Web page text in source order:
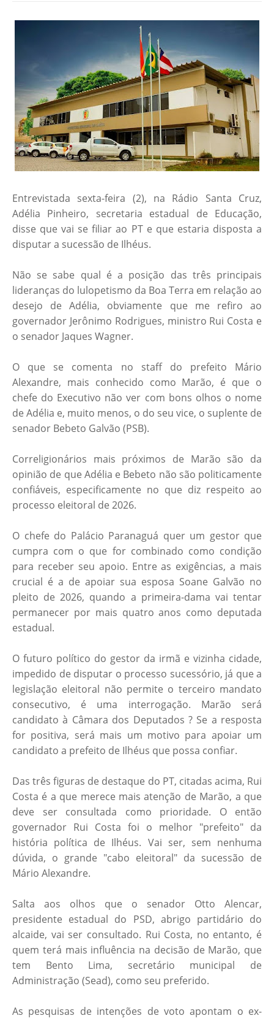
Entrevistada sexta-feira (2), na Rádio Santa Cruz,
Adélia Pinheiro, secretaria estadual de Educação,
disse que vai se filiar ao PT e que estaria disposta a
disputar a sucessão de Ilhéus.
Não se sabe qual é a posição das três principais
lideranças do lulopetismo da Boa Terra em relação ao
desejo de Adélia, obviamente que me refiro ao
governador Jerônimo Rodrigues, ministro Rui Costa e
o senador Jaques Wagner.
O que se comenta no staff do prefeito Mário
Alexandre, mais conhecido como Marão, é que o
chefe do Executivo não ver com bons olhos o nome
de Adélia e, muito menos, o do seu vice, o suplente de
senador Bebeto Galvão (PSB).
Correligionários mais próximos de Marão são da
opinião de que Adélia e Bebeto não são politicamente
confiáveis, especificamente no que diz respeito ao
processo eleitoral de 2026.
O chefe do Palácio Paranaguá quer um gestor que
cumpra com o que for combinado como condição
para receber seu apoio. Entre as exigências, a mais
crucial é a de apoiar sua esposa Soane Galvão no
pleito de 2026, quando a primeira-dama vai tentar
permanecer por mais quatro anos como deputada
estadual.
O futuro político do gestor da irmã e vizinha cidade,
impedido de disputar o processo sucessório, já que a
legislação eleitoral não permite o terceiro mandato
consecutivo, é uma interrogação. Marão será
candidato à Câmara dos Deputados ? Se a resposta
for positiva, será mais um motivo para apoiar um
candidato a prefeito de Ilhéus que possa confiar.
Das três figuras de destaque do PT, citadas acima, Rui
Costa é a que merece mais atenção de Marão, a que
deve ser consultada como prioridade. O então
governador Rui Costa foi o melhor "prefeito" da
história política de Ilhéus. Vai ser, sem nenhuma
dúvida, o grande "cabo eleitoral" da sucessão de
Mário Alexandre.
Salta aos olhos que o senador Otto Alencar,
presidente estadual do PSD, abrigo partidário do
alcaide, vai ser consultado. Rui Costa, no entanto, é
quem terá mais influência na decisão de Marão, que
tem Bento Lima, secretário municipal de
Administração (Sead), como seu preferido.
As pesquisas de intenções de voto apontam o ex-